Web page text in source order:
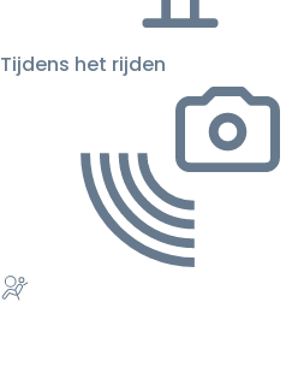
Tijdens het rijden